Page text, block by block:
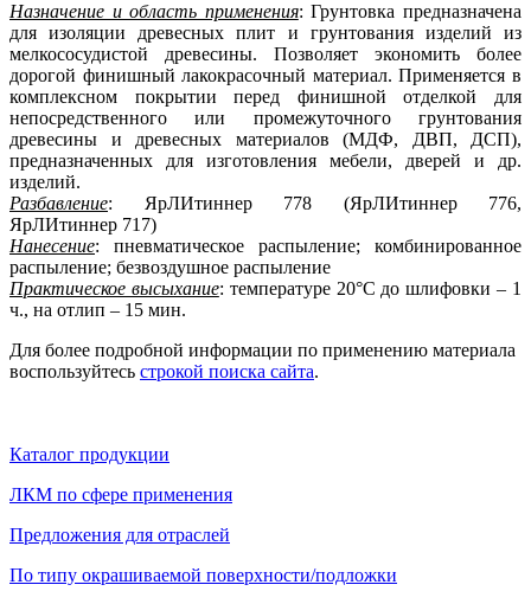
Назначение и область применения: Грунтовка предназначена
для изоляции древесных плит и грунтования изделий из
мелкососудистой древесины. Позволяет экономить более
дорогой финишный лакокрасочный материал. Применяется в
комплексном покрытии перед финишной отделкой для
непосредственного или промежуточного грунтования
древесины и древесных материалов (МДФ, ДВП, ДСП),
предназначенных для изготовления мебели, дверей и др.
изделий.
Разбавление: ЯрЛИтиннер 778 (ЯрЛИтиннер 776,
ЯрЛИтиннер 717)
Нанесение: пневматическое распыление; комбинированное
распыление; безвоздушное распыление
Практическое высыхание: температуре 20°С до шлифовки – 1
ч., на отлип – 15 мин.
Для более подробной информации по применению материала
воспользуйтесь строкой поиска сайта.
Каталог продукции
ЛКМ по сфере применения
Предложения для отраслей
По типу окрашиваемой поверхности/подложки